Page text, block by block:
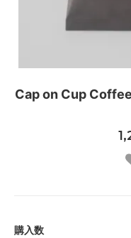
Cap on Cup
購入数